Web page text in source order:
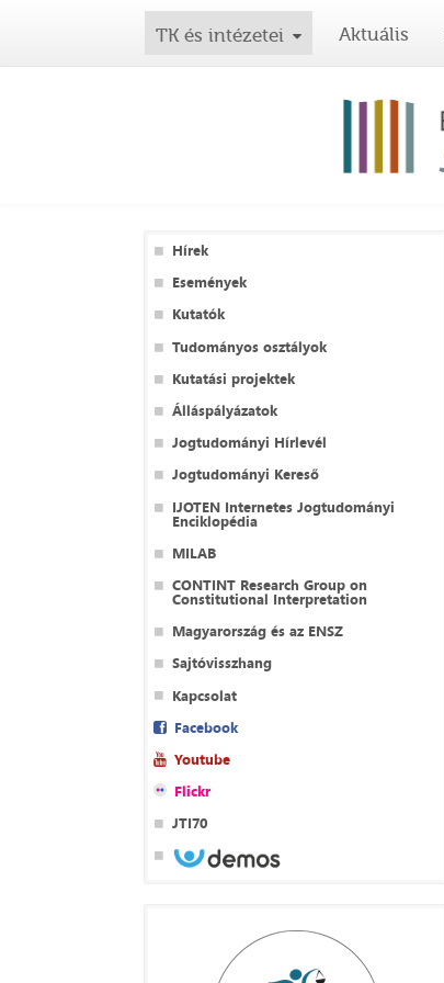
TK és intézetei Aktuális
Hírek
Események
Kutatók
Tudományos osztályok
Kutatási projektek
Álláspályázatok
Jogtudományi Hírlevél
Jogtudományi Kereső
IJOTEN Internetes Jogtudományi
Enciklopédia
MILAB
CONTINT Research Group on
Constitutional Interpretation
Magyarország és az ENSZ
Sajtóvisszhang
Kapcsolat
Facebook
Youtube
Flickr
JTI70